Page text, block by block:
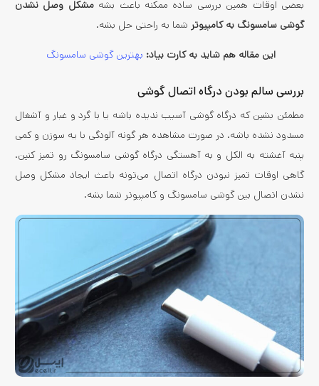
بعضی اوقات همین بررسی ساده ممکنه باعث بشهمشکل وصل نشدن
گوشی سامسونگ به کامپیوتر شما به راحتی حل بشه.
این مقاله هم شاید به کارت بیاد: بهترین گوشی سامسونگ
بررسی سالم بودن درگاه اتصال گوشی
مطمئن بشین که درگاه گوشی آسیب ندیده باشه یا با گرد و غبار و آشغال
مسدود نشده باشه. در صورت مشاهده هر گونه آلودگی با یه سوزن و کمی
پنبه آغشته به الکل و به آهستگی درگاه گوشی سامسونگ رو تمیز کنین.
گاهی اوقات تمیز نبودن درگاه اتصال می‌تونه باعث ایجاد مشکل وصل
نشدن اتصال بین گوشی سامسونگ و کامپیوتر شما بشه.